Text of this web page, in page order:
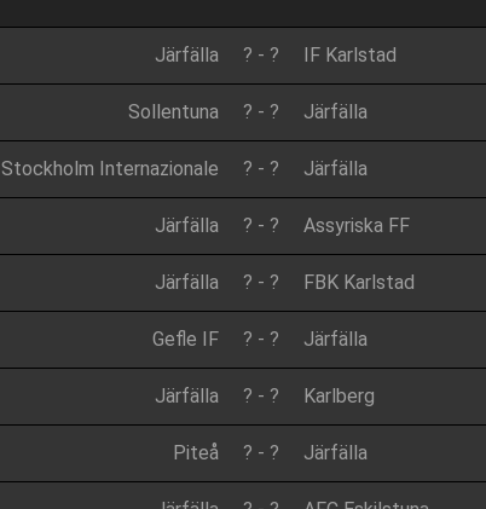
Järfälla ? - ? IF Karlstad
Sollentuna ? - ? Järfälla
Stockholm Internazionale ? - ? Järfälla
Järfälla ? - ? Assyriska FF
Järfälla ? - ? FBK Karlstad
Gefle IF ? - ? Järfälla
Järfälla ? - ? Karlberg
Piteå ? - ? Järfälla